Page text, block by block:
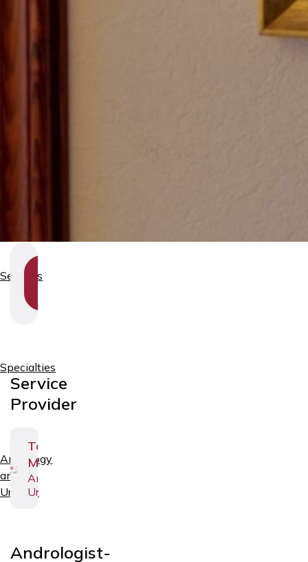
Services
Specialties
Andrology
and
Urology
Service
Provider
Tanel
Muul
Andrologist-
Urologist
Andrologist-